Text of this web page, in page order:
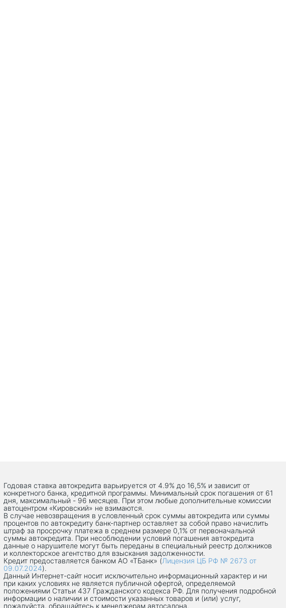
Годовая ставка автокредита варьируется от 4.9% до 16,5% и зависит от
конкретного банка, кредитной программы. Минимальный срок погашения от 61
дня, максимальный - 96 месяцев. При этом любые дополнительные комиссии
автоцентром «Кировский» не взимаются.
В случае невозвращения в условленный срок суммы автокредита или суммы
процентов по автокредиту банк-партнер оставляет за собой право начислить
штраф за просрочку платежа в среднем размере 0,1% от первоначальной
суммы автокредита. При несоблюдении условий погашения автокредита
данные о нарушителе могут быть переданы в специальный реестр должников
и коллекторское агентство для взыскания задолженности.
Кредит предоставляется банком АО «ТБанк» (Лицензия ЦБ РФ № 2673 от
09.07.2024).
Данный Интернет-сaйт носит исключительно информационный характер и ни
при каких условиях не является публичной офертой, определяемой
положениями Статьи 437 Гражданского кодекса РФ. Для получения подробной
информации о наличии и стоимости указанных товаров и (или) услуг,
пожалуйста, обращайтесь к менеджерам автосалона.